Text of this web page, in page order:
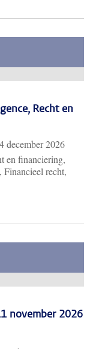
Recht en
4 december 2026
en financiering,
Financieel recht,
november 2026